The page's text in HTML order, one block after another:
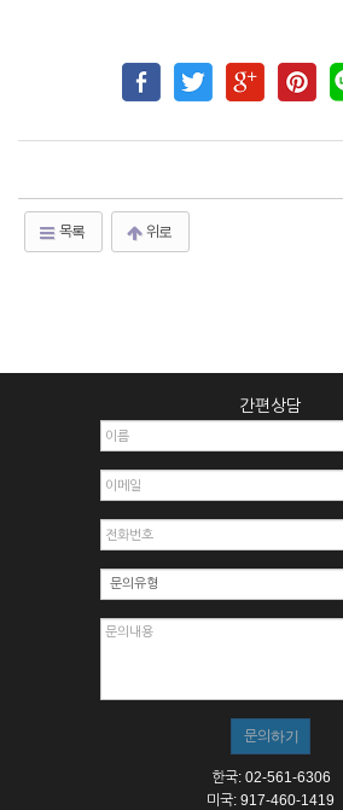
목록 위로
간편상담
한국: 02-561-6306
미국: 917-460-1419